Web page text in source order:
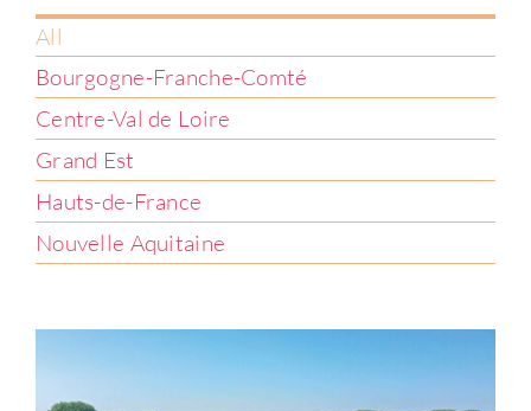
Connexion
All
Bourgogne-Franche-Comté
Centre-Val de Loire
Grand Est
Hauts-de-France
Nouvelle Aquitaine
[Agglomération] Pays de Saint-Omer
Hauts-de-France